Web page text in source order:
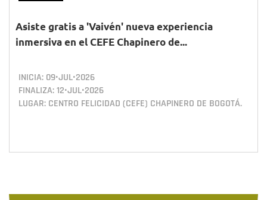
Asiste gratis a 'Vaivén' nueva experiencia
inmersiva en el CEFE Chapinero de...
INICIA: 09•JUL•2026
FINALIZA:12•JUL•2026
LUGAR: CENTRO FELICIDAD (CEFE) CHAPINERO DE BOGOTÁ.